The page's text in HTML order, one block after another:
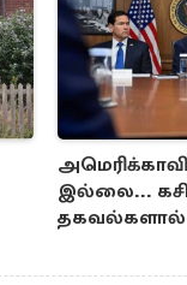
இல்லை...
தகவல்களால்